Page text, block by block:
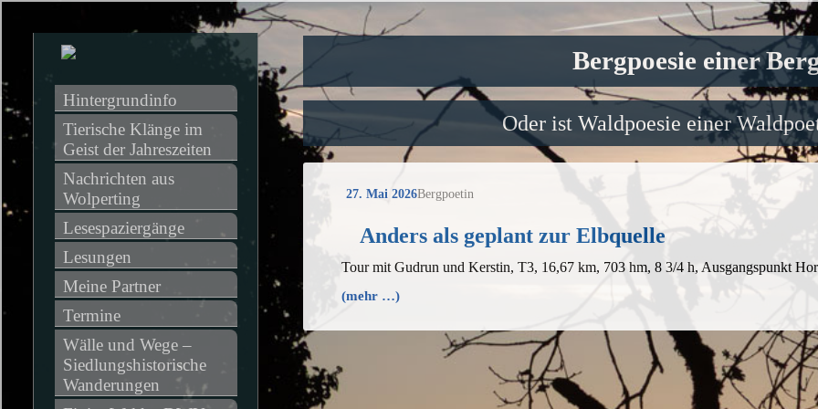
Bergpoesie einer
Oder ist Waldpoesie einer
27. Mai 2026Bergpoetin
Anders als geplant zur Elbquelle
Tour mit Gudrun und Kerstin, T3, 16,67 km, 703 hm, 8 3/4 h, Ausgangspunkt
(mehr …)
Hintergrundinfo
Tierische Klänge im
Geist der Jahreszeiten
Nachrichten aus
Wolperting
Lesespaziergänge
Lesungen
Meine Partner
Termine
Wälle und Wege –
Siedlungshistorische
Wanderungen